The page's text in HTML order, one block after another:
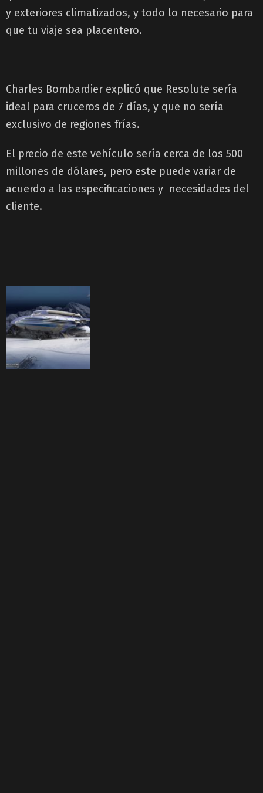
y exteriores climatizados, y todo lo necesario para
que tu viaje sea placentero.
Charles Bombardier explicó que Resolute sería
ideal para cruceros de 7 días, y que no sería
exclusivo de regiones frías.
El precio de este vehículo sería cerca de los 500
millones de dólares, pero este puede variar de
acuerdo a las especificaciones y necesidades del
cliente.